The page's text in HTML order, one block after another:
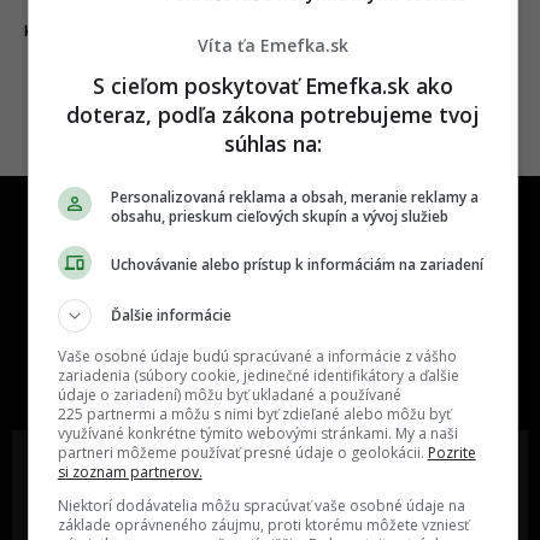
KOMIKSY A ILUSTRÁCIE
slovenskom internete, next time
najzabávnejšie miesto na svete
Oslov reklamou viac ako milión
Vieš o niečom zaujímavom alebo
Víta ťa Emefka.sk
S cieľom poskytovať Emefka.sk ako
doteraz, podľa zákona potrebujeme tvoj
súhlas na:
Personalizovaná reklama a obsah, meranie reklamy a
obsahu, prieskum cieľových skupín a vývoj služieb
Uchovávanie alebo prístup k informáciám na zariadení
Ďalšie informácie
Vaše osobné údaje budú spracúvané a informácie z vášho
zariadenia (súbory cookie, jedinečné identifikátory a ďalšie
údaje o zariadení) môžu byť ukladané a používané
225 partnermi a môžu s nimi byť zdieľané alebo môžu byť
využívané konkrétne týmito webovými stránkami. My a naši
partneri môžeme používať presné údaje o geolokácii. Pozrite
si zoznam partnerov.
Niektorí dodávatelia môžu spracúvať vaše osobné údaje na
základe oprávneného záujmu, proti ktorému môžete vzniesť